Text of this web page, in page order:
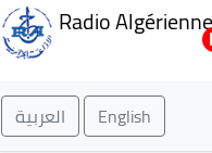
Radio Algérienne
العربية English